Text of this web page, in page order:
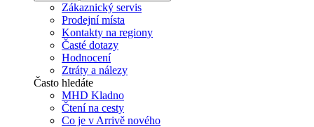
Zákaznický servis
Prodejní místa
Kontakty na regiony
Časté dotazy
Hodnocení
Ztráty a nálezy
Často hledáte
MHD Kladno
Čtení na cesty
Co je v Arrivě nového